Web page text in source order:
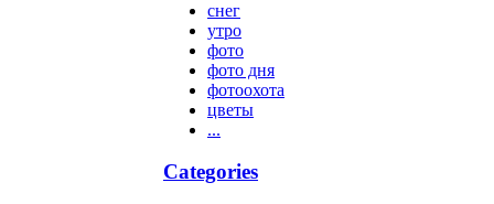
снег
утро
фото
фото дня
фотоохота
цветы
...
Categories